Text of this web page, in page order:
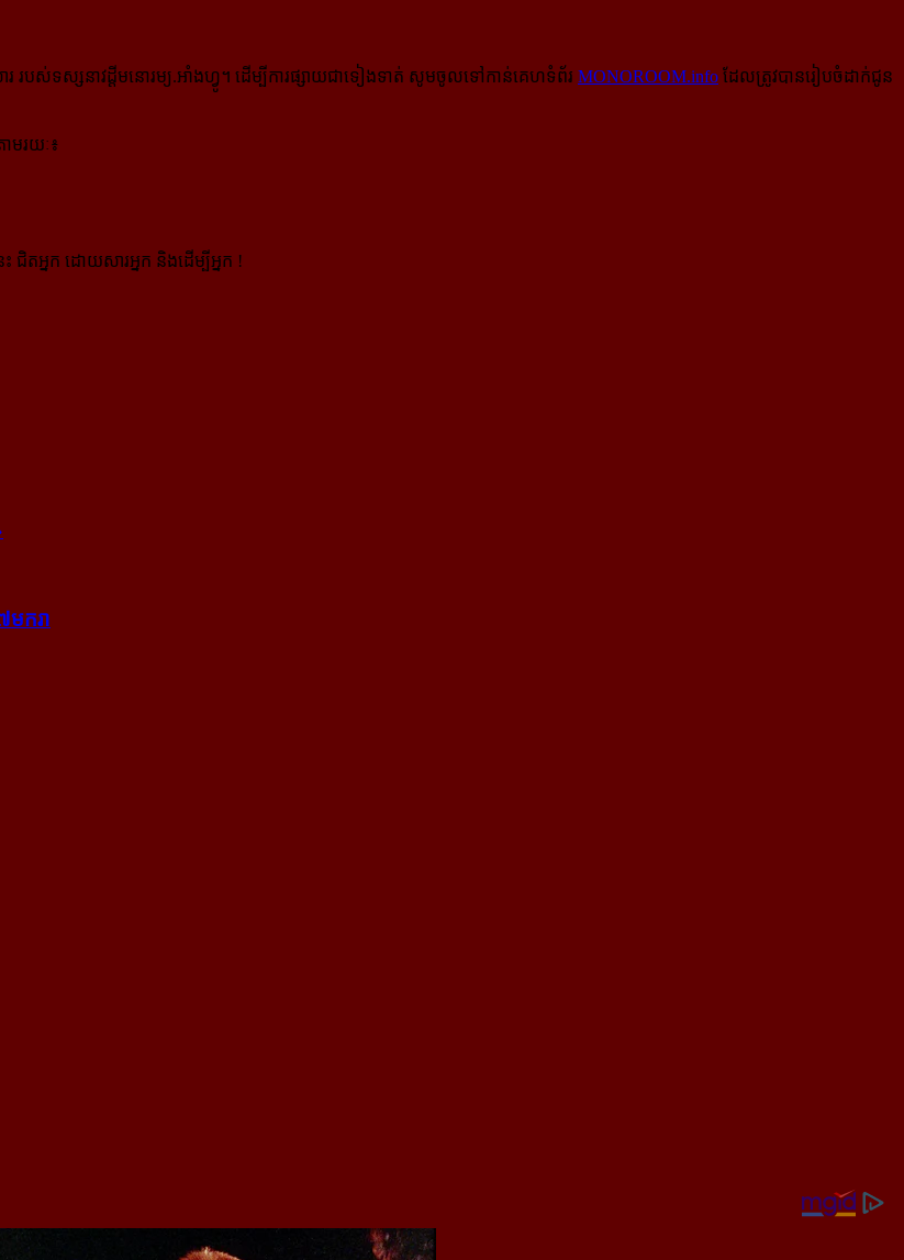
ស់ទស្សនាវដ្ដីមនោរម្យ.អាំងហ្វូ។ ដើម្បីការផ្សាយជាទៀងទាត់ សូមចូលទៅកាន់​គេហទំព័រ MONOROOM.info ដែលត្រូវបានរៀបចំដាក់ជូន
មរយៈ៖
ជិតអ្នក ដោយសារអ្នក និងដើម្បីអ្នក !
មករា